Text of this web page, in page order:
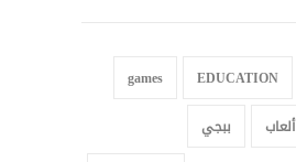
EDUCATION
games
ألعاب
ببجي